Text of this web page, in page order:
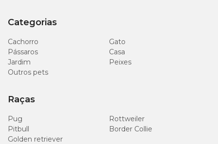
Categorias
Cachorro
Gato
Pássaros
Casa
Jardim
Peixes
Outros pets
Raças
Pug
Rottweiler
Pitbull
Border Collie
Golden retriever